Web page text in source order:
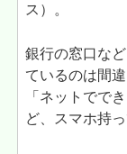
ス）。
銀行の窓口な
ているのは間
「ネットでで
ど、スマホ持